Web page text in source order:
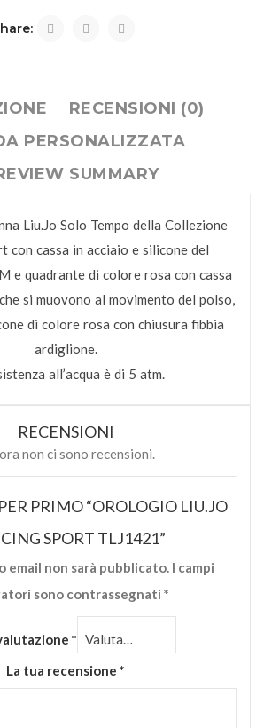
RECENSIONI (0)
PERSONALIZZATA
SUMMARY
Liu.Jo Solo Tempo della Collezione
con cassa in acciaio e silicone del
e quadrante di colore rosa con cassa
si muovono al movimento del polso,
di colore rosa con chiusura fibbia
ardiglione.
all’acqua è di 5 atm.
RECENSIONI
non ci sono recensioni.
PRIMO “OROLOGIO LIU.JO
SPORT TLJ1421”
email non sarà pubblicato. I campi
sono contrassegnati *
*
La tua recensione *